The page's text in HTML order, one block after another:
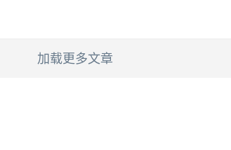
加载更多文章